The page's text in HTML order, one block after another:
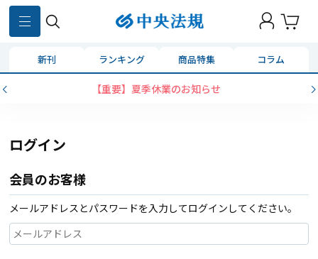
新刊 ランキング 商品特集 コラム
【重要】夏季休業のお知らせ
ログイン
会員のお客様
メールアドレスとパスワードを入力してログインしてください。